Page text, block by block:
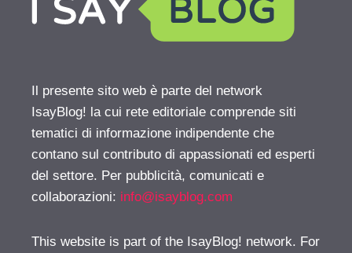
Il presente sito web è parte del network
IsayBlog! la cui rete editoriale comprende siti
tematici di informazione indipendente che
contano sul contributo di appassionati ed esperti
del settore. Per pubblicità, comunicati e
collaborazioni: info@isayblog.com
This website is part of the IsayBlog! network. For